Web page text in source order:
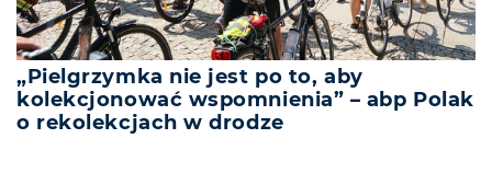
„Pielgrzymka nie jest po to, aby
kolekcjonować wspomnienia” – abp Polak
o rekolekcjach w drodze